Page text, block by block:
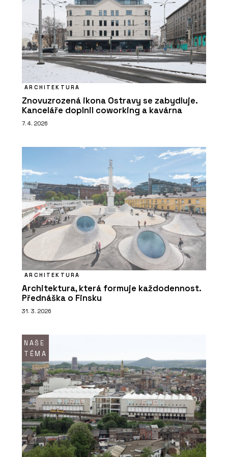
BeOak by Javorina
PRODUKTY
Konferenční stolky - BeOak by
Javorina
PRODUKTY
Postele - BeOak by Javorina
ARCHITEKTURA
Znovuzrozená ikona Ostravy se zabydluje.
Kanceláře doplnil coworking a kavárna
7. 4. 2026
ARCHITEKTURA
Architektura, která formuje každodennost.
Přednáška o Finsku
31. 3. 2026
NAŠE
TÉMA